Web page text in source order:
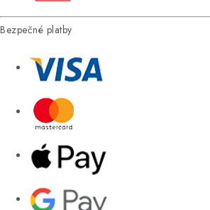
Bezpečné platby